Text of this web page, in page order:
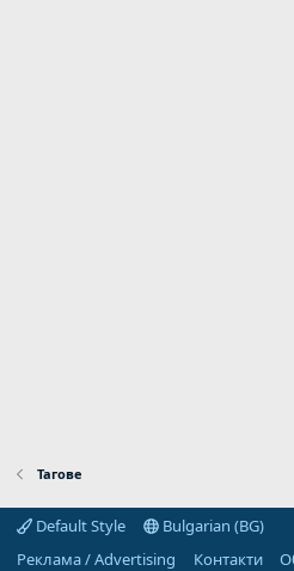
Тагове
Default Style
Bulgarian (BG)
Реклама / Advertising
Контакти